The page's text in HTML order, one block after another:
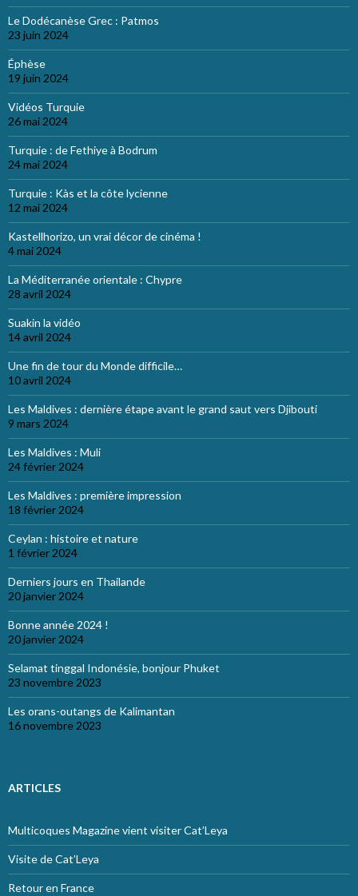
Le Dodécanèse Grec : Patmos
23 juin 2024
Éphèse
19 juin 2024
Vidéos Turquie
26 mai 2024
Turquie : de Fethiye à Bodrum
24 mai 2024
Turquie : Kàs et la côte lycienne
12 mai 2024
Kastellhorizo, un vrai décor de cinéma !
4 mai 2024
La Méditerranée orientale : Chypre
28 avril 2024
Suakin la vidéo
14 avril 2024
Une fin de tour du Monde difficile…
10 avril 2024
Les Maldives : dernière étape avant le grand saut vers Djibouti
9 mars 2024
Les Maldives : Muli
24 février 2024
Les Maldives : première impression
18 février 2024
Ceylan : histoire et nature
1 février 2024
Derniers jours en Thailande
20 janvier 2024
Bonne année 2024 !
20 janvier 2024
Selamat tinggal Indonésie, bonjour Phuket
23 novembre 2023
Les orans-outangs de Kalimantan
16 novembre 2023
ARTICLES
Multicoques Magazine vient visiter Cat’Leya
Visite de Cat’Leya
Retour en France